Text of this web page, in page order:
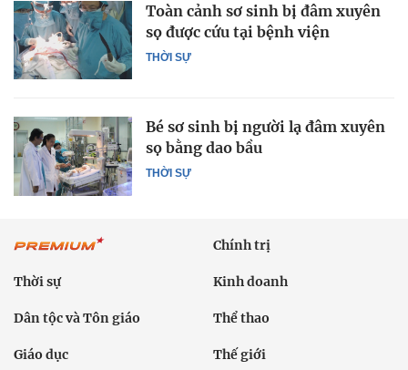
THỜI SỰ
Toàn cảnh sơ sinh bị đâm xuyên
sọ được cứu tại bệnh viện
THỜI SỰ
Bé sơ sinh bị người lạ đâm xuyên
sọ bằng dao bầu
Chính trị
Thời sự Kinh doanh
Dân tộc và Tôn giáo Thể thao
Giáo dục Thế giới